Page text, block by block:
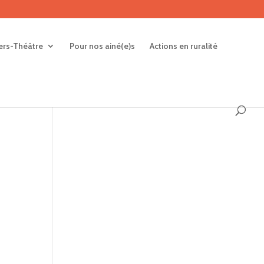
Théâtre Pour nos ainé(e)s Actions en ruralité